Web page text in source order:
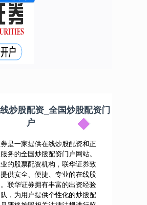
炒股配资_全国炒股配资门
户
是一家提供在线炒股配资和正
务的全国炒股配资门户网站。
的股票配资机构，联华证券致
供安全、便捷、专业的在线股
联华证券拥有丰富的出资经验
，为用户提供个性化的炒股配